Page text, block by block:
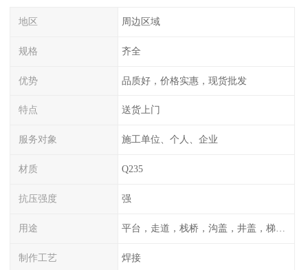
地区 周边区域
规格 齐全
优势 品质好，价格实惠，现货批发
特点 送货上门
服务对象 施工单位、个人、企业
材质 Q235
抗压强度 强
用途 平台，走道，栈桥，沟盖，井盖，梯子，围栏等
制作工艺 焊接